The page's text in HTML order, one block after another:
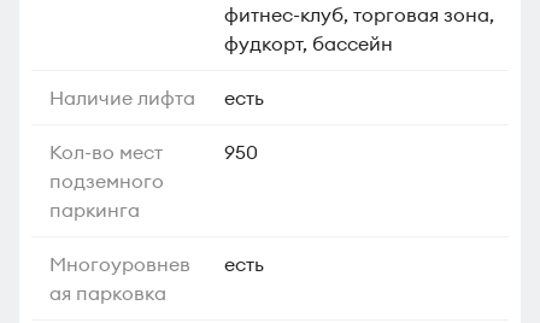
фитнес-клуб, торговая зона,
фудкорт, бассейн
Наличие лифта есть
Кол-во мест
подземного
паркинга
950
Многоуровнев
ая парковка
есть